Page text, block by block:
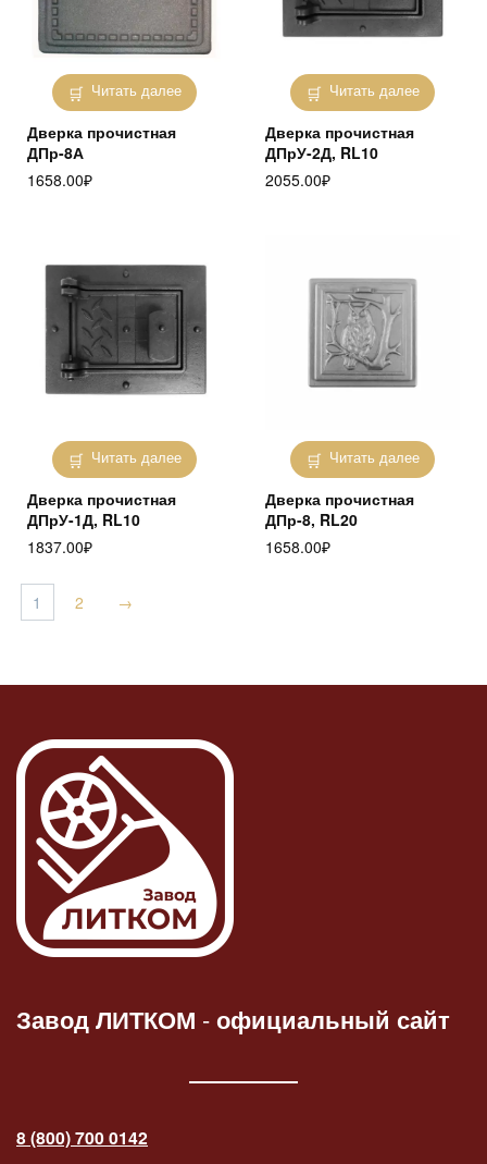
Читать далее
Дверка прочистная
ДПр-8А
1658.00₽
Читать далее
Дверка прочистная
ДПрУ-2Д, RL10
2055.00₽
Читать далее
Дверка прочистная
ДПрУ-1Д, RL10
1837.00₽
Читать далее
Дверка прочистная
ДПр-8, RL20
1658.00₽
1 2 →
Завод ЛИТКОМ -официальный сайт
8 (800) 700 0142